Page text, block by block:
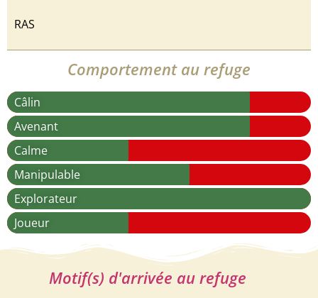
RAS
Comportement au refuge
Câlin
Avenant
Calme
Manipulable
Explorateur
Joueur
Motif(s) d'arrivée au refuge